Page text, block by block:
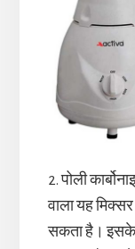
2. पोली
वाला यह
सकता है। इसके